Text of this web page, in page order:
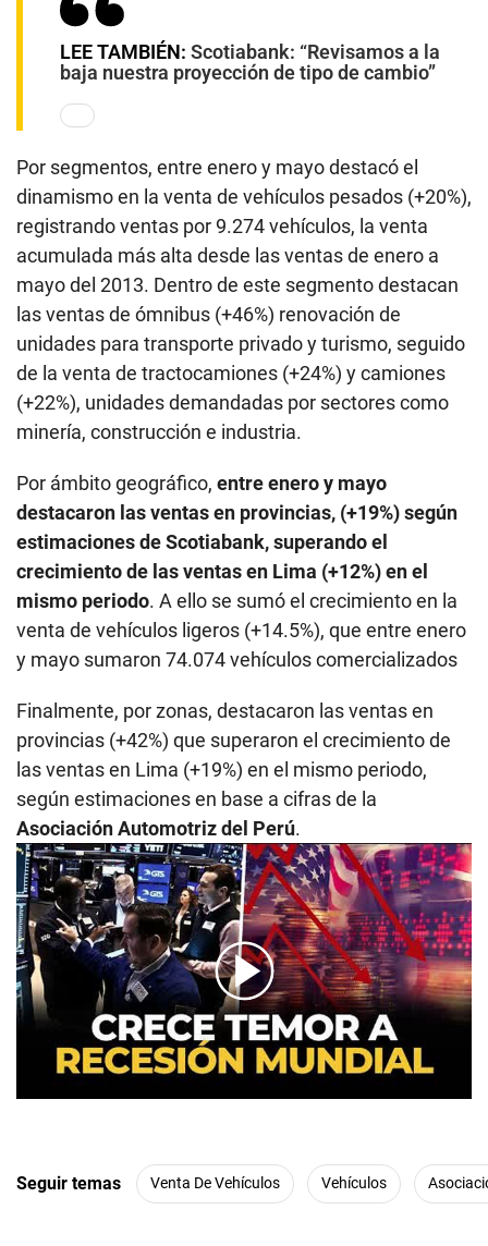
LEE TAMBIÉN: Scotiabank: “Revisamos a la
baja nuestra proyección de tipo de cambio”
Por segmentos, entre enero y mayo destacó el
dinamismo en la venta de vehículos pesados (+20%),
registrando ventas por 9.274 vehículos, la venta
acumulada más alta desde las ventas de enero a
mayo del 2013. Dentro de este segmento destacan
las ventas de ómnibus (+46%) renovación de
unidades para transporte privado y turismo, seguido
de la venta de tractocamiones (+24%) y camiones
(+22%), unidades demandadas por sectores como
minería, construcción e industria.
Por ámbito geográfico, entre enero y mayo
destacaron las ventas en provincias, (+19%) según
estimaciones de Scotiabank, superando el
crecimiento de las ventas en Lima (+12%) en el
mismo periodo. A ello se sumó el crecimiento en la
venta de vehículos ligeros (+14.5%), que entre enero
y mayo sumaron 74.074 vehículos comercializados
Finalmente, por zonas, destacaron las ventas en
provincias (+42%) que superaron el crecimiento de
las ventas en Lima (+19%) en el mismo periodo,
según estimaciones en base a cifras de la
Asociación Automotriz del Perú.
00:00 02:46
Seguir temas Venta De Vehículos Vehículos